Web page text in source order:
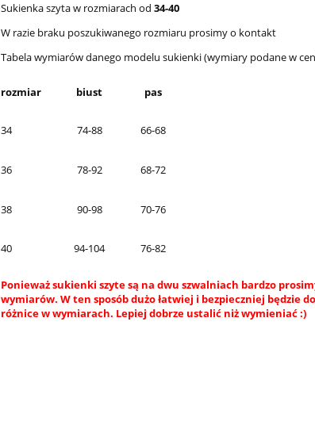
Sukienka szyta w rozmiarach od 34-40
W razie braku poszukiwanego rozmiaru prosimy o kontakt
Tabela wymiarów danego modelu sukienki (wymiary podane w
rozmiar biust pas
34 74-88 66-68
36 78-92 68-72
38 90-98 70-76
40 94-104 76-82
Ponieważ sukienki szyte są na dwu szwalniach bardzo
wymiarów. W ten sposób dużo łatwiej i bezpieczniej będzie
różnice w wymiarach. Lepiej dobrze ustalić niż wymieniać :)